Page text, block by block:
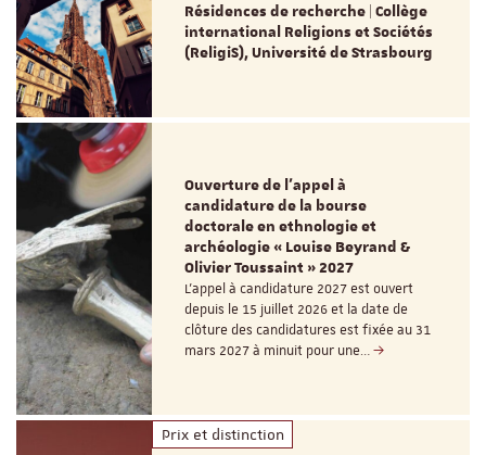
Résidences de recherche | Collège
international Religions et Sociétés
(ReligiS), Université de Strasbourg
Ouverture de l'appel à
candidature de la bourse
doctorale en ethnologie et
archéologie « Louise Beyrand &
Olivier Toussaint » 2027
L’appel à candidature 2027 est ouvert
depuis le 15 juillet 2026 et la date de
clôture des candidatures est fixée au 31
mars 2027 à minuit pour une…
Prix et distinction